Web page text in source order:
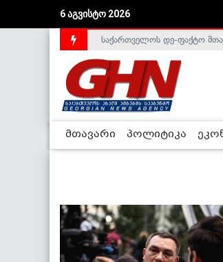
6 აგვისტო 2026
მთავარი პოლიტიკა